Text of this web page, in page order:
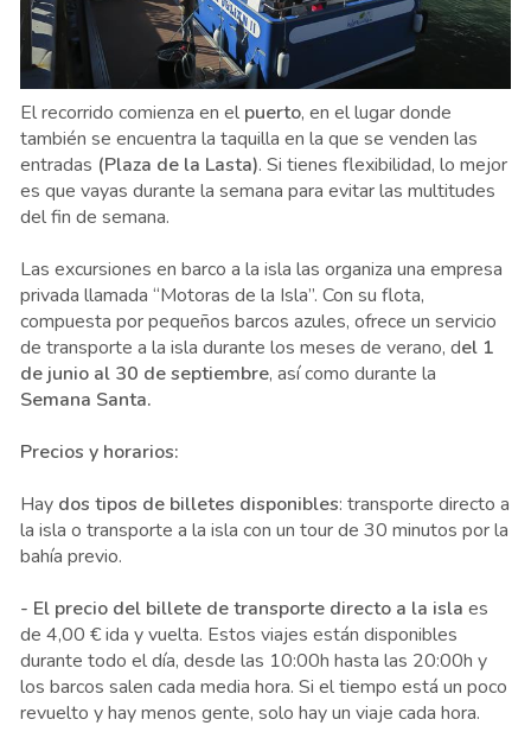
El recorrido comienza en el puerto, en el lugar donde
también se encuentra la taquilla en la que se venden las
entradas (Plaza de la Lasta). Si tienes flexibilidad, lo mejor
es que vayas durante la semana para evitar las multitudes
del fin de semana.
Las excursiones en barco a la isla las organiza una empresa
privada llamada “Motoras de la Isla”. Con su flota,
compuesta por pequeños barcos azules, ofrece un servicio
de transporte a la isla durante los meses de verano, del 1
de junio al 30 de septiembre, así como durante la
Semana Santa.
Precios y horarios:
Hay dos tipos de billetes disponibles: transporte directo a
la isla o transporte a la isla con un tour de 30 minutos por la
bahía previo.
- El precio del billete de transporte directo a la isla es
de 4,00 € ida y vuelta. Estos viajes están disponibles
durante todo el día, desde las 10:00h hasta las 20:00h y
los barcos salen cada media hora. Si el tiempo está un poco
revuelto y hay menos gente, solo hay un viaje cada hora.